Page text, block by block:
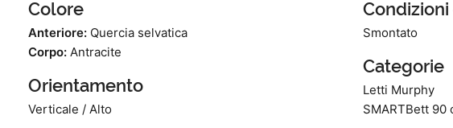
Colore
Anteriore:Quercia selvatica
Corpo:Antracite
Orientamento
Verticale / Alto
Smontato
Categorie
Letti Murphy
SMARTBett 90